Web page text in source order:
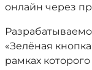
онлайн через
«Зелёная
рамках